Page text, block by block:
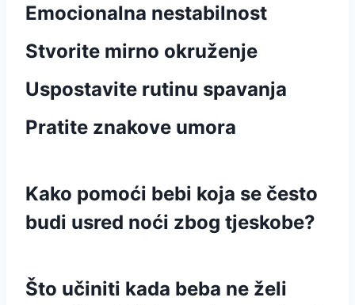
Emocionalna nestabilnost
Stvorite mirno okruženje
Uspostavite rutinu spavanja
Pratite znakove umora
Kako pomoći bebi koja se često
budi usred noći zbog tjeskobe?
Što učiniti kada beba ne želi